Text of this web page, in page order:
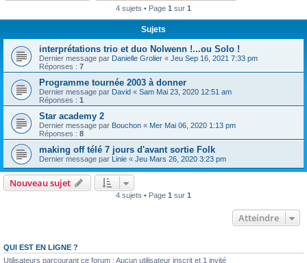
4 sujets • Page 1 sur 1
Sujets
interprétations trio et duo Nolwenn !...ou Solo !
Dernier message par Danielle Grolier « Jeu Sep 16, 2021 7:33 pm
Réponses : 7
Programme tournée 2003 à donner
Dernier message par David « Sam Mai 23, 2020 12:51 am
Réponses : 1
Star academy 2
Dernier message par Bouchon « Mer Mai 06, 2020 1:13 pm
Réponses : 8
making off télé 7 jours d'avant sortie Folk
Dernier message par Linie « Jeu Mars 26, 2020 3:23 pm
Nouveau sujet
4 sujets • Page 1 sur 1
Atteindre
QUI EST EN LIGNE ?
Utilisateurs parcourant ce forum : Aucun utilisateur inscrit et 1 invité